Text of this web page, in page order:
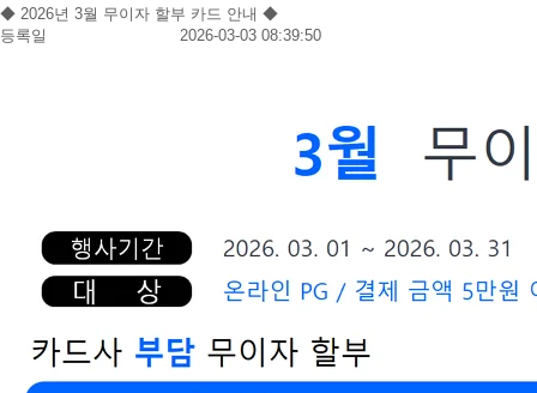
◆ 2026년 3월 무이자 할부 카드 안내 ◆
등록일
2026-03-03 08:39:50